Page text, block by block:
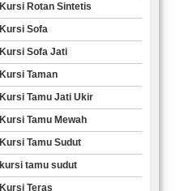
Kursi Rotan Sintetis
Kursi Sofa
Kursi Sofa Jati
Kursi Taman
Kursi Tamu Jati Ukir
Kursi Tamu Mewah
Kursi Tamu Sudut
kursi tamu sudut
Kursi Teras